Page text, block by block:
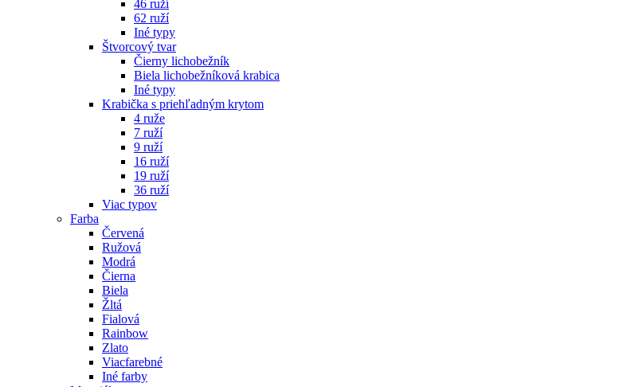
46 ruží
62 ruží
Iné typy
Štvorcový tvar
Čierny lichobežník
Biela lichobežníková krabica
Iné typy
Krabička s priehľadným krytom
4 ruže
7 ruží
9 ruží
16 ruží
19 ruží
36 ruží
Viac typov
Farba
Červená
Ružová
Modrá
Čierna
Biela
Žltá
Fialová
Rainbow
Zlato
Viacfarebné
Iné farby